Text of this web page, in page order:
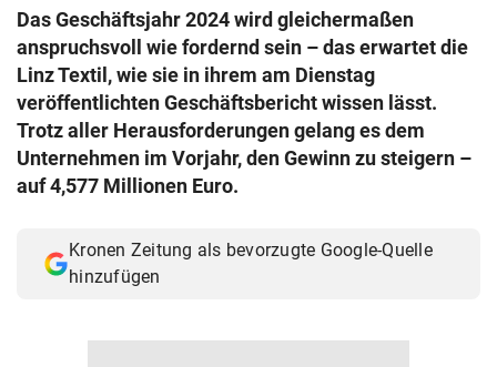
search
eingeben
© Krone Multimedia GmbH & Co KG 2026
Muthgasse 2, 1190 Wien
Das Geschäftsjahr 2024 wird gleichermaßen
anspruchsvoll wie fordernd sein – das erwartet die
Linz Textil, wie sie in ihrem am Dienstag
veröffentlichten Geschäftsbericht wissen lässt.
Trotz aller Herausforderungen gelang es dem
Unternehmen im Vorjahr, den Gewinn zu steigern –
auf 4,577 Millionen Euro.
Kronen Zeitung als bevorzugte Google-Quelle
hinzufügen